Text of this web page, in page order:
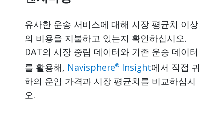
유사한 운송 서비스에 대해 시장 평균치 이상
의 비용을 지불하고 있는지 확인하십시오.
DAT의 시장 중립 데이터와 기존 운송 데이터
를 활용해, Navisphere® Insight에서 직접 귀
하의 운임 가격과 시장 평균치를 비교하십시
오.